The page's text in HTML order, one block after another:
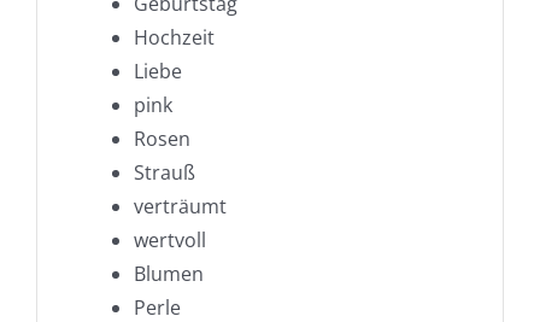
Hochzeit
Liebe
pink
Rosen
Strauß
verträumt
wertvoll
Blumen
Perle